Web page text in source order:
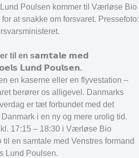
Poulsen kommer til Værløse Bio
at snakke om forsvaret. Pressefoto:
til en s𝗮𝗺𝘁𝗮𝗹𝗲 𝗺𝗲𝗱
𝗟𝘂𝗻𝗱 𝗣𝗼𝘂𝗹𝘀𝗲𝗻.
en kaserne eller en flyvestation –
berører os alligevel. Danmarks
er tæt forbundet med det
i en ny og mere urolig tid.
17:15 – 18:30 i Værløse Bio
en samtale med Venstres formand
Lund Poulsen.